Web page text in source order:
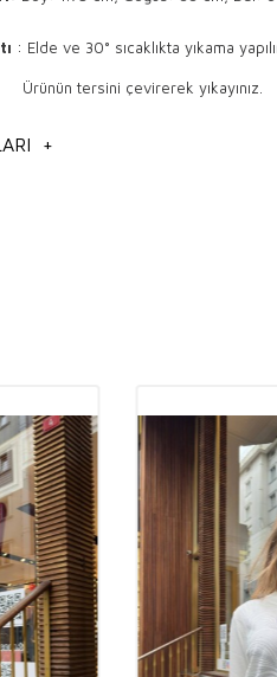
: Elde ve 30° sıcaklıkta yıkama yapılır
çevirerek yıkayınız.
Kalitesinin
hem ürünün uzun ömürlü olması
büyük önem taşır. Yüksek kaliteli
sağlar. Aynı zamanda, kaliteli
korur, bu da onları uzun süreli
sahipleri için kaliteli trikolar,
müşteri kitlesi oluşturmada önemli
%8 Elit
Mükemmel
+